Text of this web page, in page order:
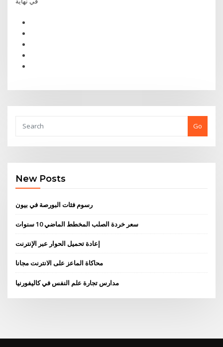
Go
New Posts
رسوم فئات البورصة في بيون
سعر خردة الصلب المخطط الماضي 10 سنوات
إعادة تحميل الحوار عبر الإنترنت
محاكاة الماعز على الانترنت مجانا
مدارس تجارة علم النفس في كاليفورنيا